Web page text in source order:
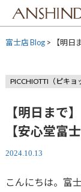
content
富士店 Blog> 【明
PICCHIOTTI（ピキョ
【明日まで
【安心堂富士
2024.10.13
こんにちは。富